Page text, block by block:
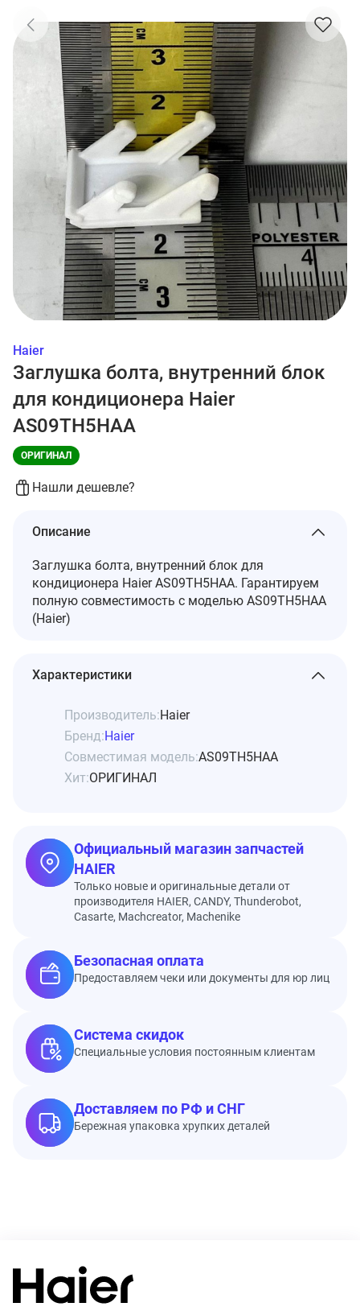
Haier
Заглушка болта, внутренний блок
для кондиционера Haier
AS09TH5HAA
ОРИГИНАЛ
Нашли дешевле?
Описание
Заглушка болта, внутренний блок для
кондиционера Haier AS09TH5HAA. Гарантируем
полную совместимость с моделью AS09TH5HAA
(Haier)
Характеристики
Производитель:Haier
Бренд:Haier
Совместимая модель:AS09TH5HAA
Хит:ОРИГИНАЛ
Официальный магазин запчастей
HAIER
Только новые и оригинальные детали от
производителя HAIER, CANDY, Thunderobot,
Casarte, Machcreator, Machenike
Безопасная оплата
Предоставляем чеки или документы для юр лиц
Система скидок
Специальные условия постоянным клиентам
Доставляем по РФ и СНГ
Бережная упаковка хрупких деталей